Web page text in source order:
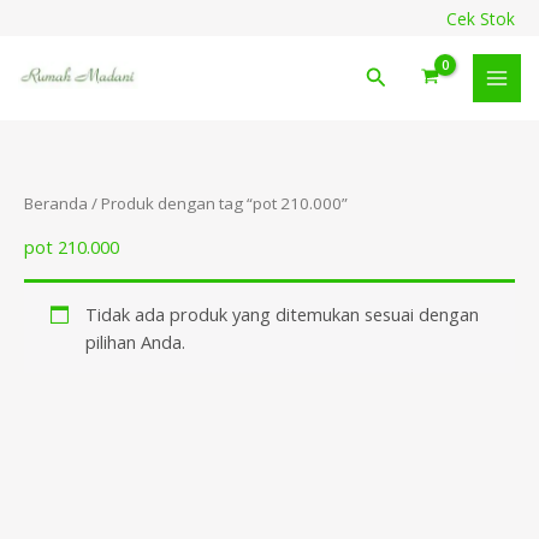
konten
Cek Stok
Cari
Beranda / Produk dengan tag “pot 210.000”
pot 210.000
Tidak ada produk yang ditemukan sesuai dengan
pilihan Anda.